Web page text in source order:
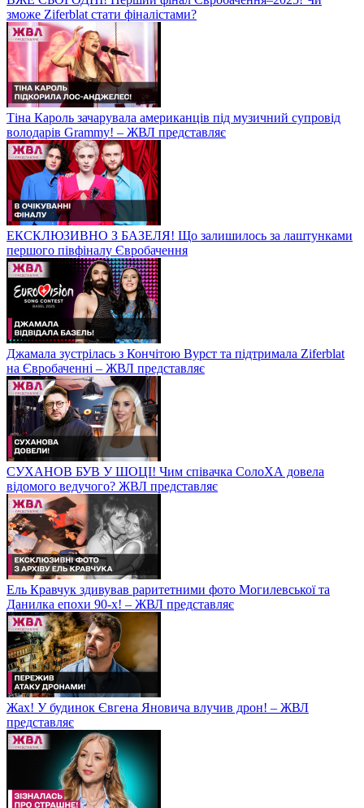
зможе Ziferblat стати фіналістами?
Тіна Кароль зачарувала американців під музичний супровід
володарів Grammy! – ЖВЛ представляє
ЕКСКЛЮЗИВНО З БАЗЕЛЯ! Що залишилось за лаштунками
першого півфіналу Євробачення
Джамала зустрілась з Кончітою Вурст та підтримала Ziferblat
на Євробаченні – ЖВЛ представляє
СУХАНОВ БУВ У ШОЦІ! Чим співачка СолоХА довела
відомого ведучого? ЖВЛ представляє
Ель Кравчук здивував раритетними фото Могилевської та
Данилка епохи 90-х! – ЖВЛ представляє
Жах! У будинок Євгена Яновича влучив дрон! – ЖВЛ
представляє